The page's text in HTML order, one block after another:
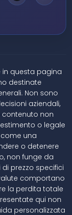
in questa pagina
destinate
Non sono
aziendali,
contenuto non
o legale
una
o detenere
non funge da
prezzo specifici
comportano
la perdita totale
qui non
personalizzata